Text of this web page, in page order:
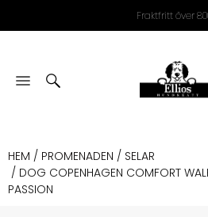
Fraktfritt över
HEM / PROMENADEN / SELAR
/ DOG COPENHAGEN COMFORT
PASSION